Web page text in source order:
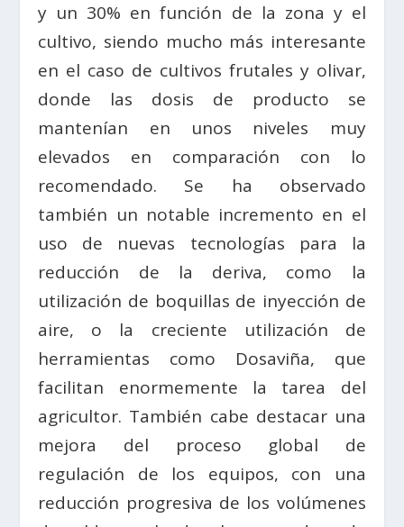
y un 30% en función de la zona y el
cultivo, siendo mucho más interesante
en el caso de cultivos frutales y olivar,
donde las dosis de producto se
mantenían en unos niveles muy
elevados en comparación con lo
recomendado. Se ha observado
también un notable incremento en el
uso de nuevas tecnologías para la
reducción de la deriva, como la
utilización de boquillas de inyección de
aire, o la creciente utilización de
herramientas como Dosaviña, que
facilitan enormemente la tarea del
agricultor. También cabe destacar una
mejora del proceso global de
regulación de los equipos, con una
reducción progresiva de los volúmenes